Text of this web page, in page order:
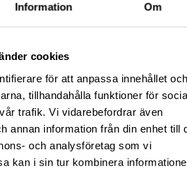
Information Om
cookies
för att anpassa innehållet och
tillhandahålla funktioner för
trafik. Vi vidarebefordrar även
annan information från din enhet till
och analysföretag som vi
kan i sin tur kombinera
53A8-404E-B1FB-
Matthias
10-10
Du får bearbeta och dela verket